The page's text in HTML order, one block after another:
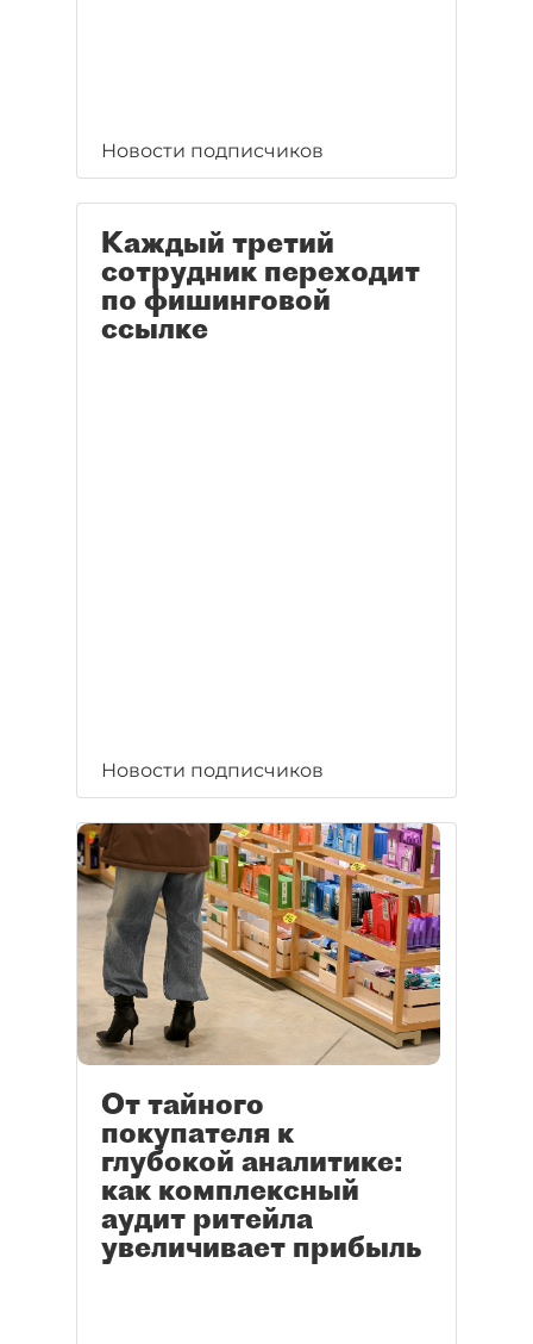
Новости подписчиков
Каждый третий
сотрудник переходит
по фишинговой
ссылке
Новости подписчиков
От тайного
покупателя к
глубокой аналитике:
как комплексный
аудит ритейла
увеличивает прибыль